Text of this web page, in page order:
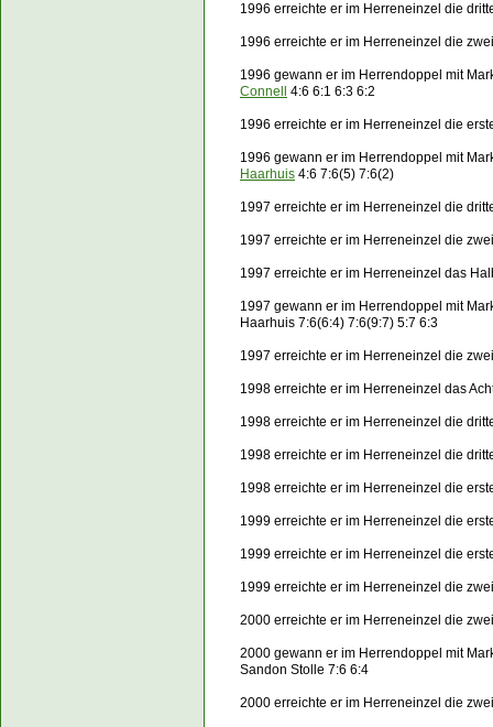
1996 erreichte er im Herreneinzel die
1996 erreichte er im Herreneinzel die
1996 gewann er im Herrendoppel mit
Connell
4:6 6:1 6:3 6:2
1996 erreichte er im Herreneinzel die
1996 gewann er im Herrendoppel mit
Haarhuis 4:6 7:6(5) 7:6(2)
1997 erreichte er im Herreneinzel die
1997 erreichte er im Herreneinzel die
1997 erreichte er im Herreneinzel das
1997 gewann er im Herrendoppel mit
Haarhuis 7:6(6:4) 7:6(9:7) 5:7 6:3
1997 erreichte er im Herreneinzel die
1998 erreichte er im Herreneinzel das
1998 erreichte er im Herreneinzel die
1998 erreichte er im Herreneinzel die
1998 erreichte er im Herreneinzel die
1999 erreichte er im Herreneinzel die
1999 erreichte er im Herreneinzel die
1999 erreichte er im Herreneinzel die
2000 erreichte er im Herreneinzel die
2000 gewann er im Herrendoppel mit
Sandon Stolle 7:6 6:4
2000 erreichte er im Herreneinzel die